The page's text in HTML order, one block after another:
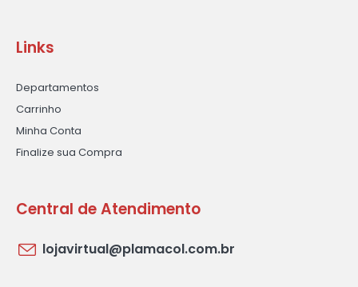
Links
Departamentos
Carrinho
Minha Conta
Finalize sua Compra
Central de Atendimento
lojavirtual@plamacol.com.br